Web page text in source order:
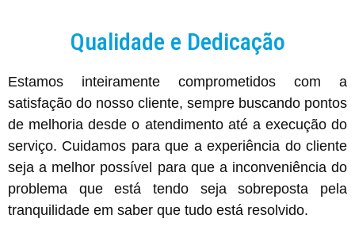
Qualidade e Dedicação
Estamos inteiramente comprometidos com a
satisfação do nosso cliente, sempre buscando pontos
de melhoria desde o atendimento até a execução do
serviço. Cuidamos para que a experiência do cliente
seja a melhor possível para que a inconveniência do
problema que está tendo seja sobreposta pela
tranquilidade em saber que tudo está resolvido.